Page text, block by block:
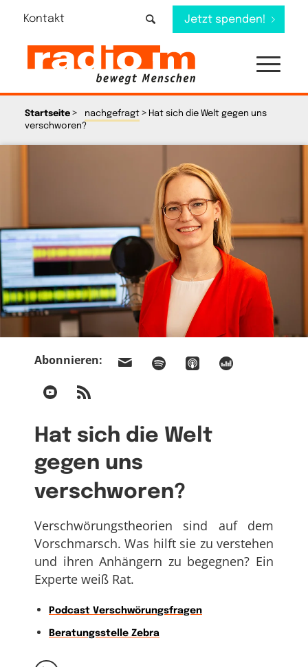
Kontakt Jetzt spenden!
Startseite> nachgefragt> Hat sich die Welt gegen uns
verschworen?
Abonnieren:
Hat sich die Welt
gegen uns
verschworen?
Verschwörungstheorien sind auf dem
Vorschmarsch. Was hilft sie zu verstehen
und ihren Anhängern zu begegnen? Ein
Experte weiß Rat.
Podcast Verschwörungsfragen
Beratungsstelle Zebra